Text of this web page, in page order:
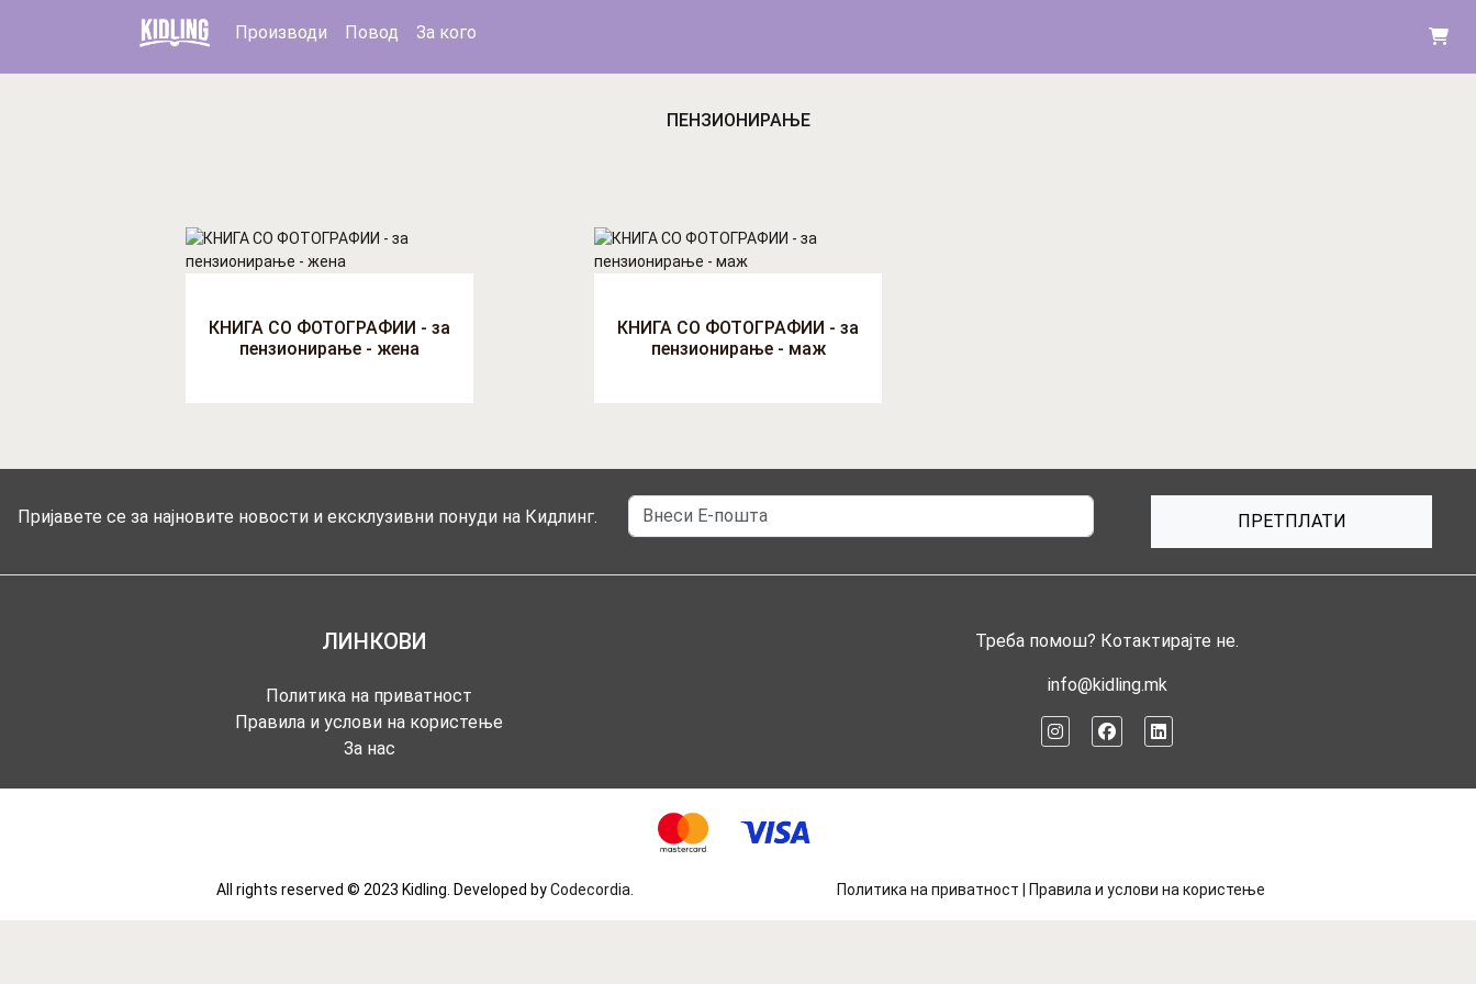
Производи Повод За кого
ПЕНЗИОНИРАЊЕ
КНИГА СО ФОТОГРАФИИ - за
пензионирање - жена
КНИГА СО ФОТОГРАФИИ - за
пензионирање - маж
Пријавете се за најновите новости и ексклузивни понуди на Кидлинг. ПРЕТПЛАТИ
ЛИНКОВИ
Политика на приватност
Правила и услови на користење
За нас
Треба помош? Котактирајте не.
info@kidling.mk
All rights reserved © 2023 Kidling. Developed byCodecordia Политика на приватност Правила и услови на користење